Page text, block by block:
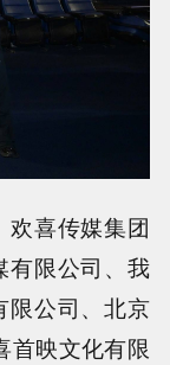
欢喜传媒集团
有限公司、我
限公司、北京
首映文化有限